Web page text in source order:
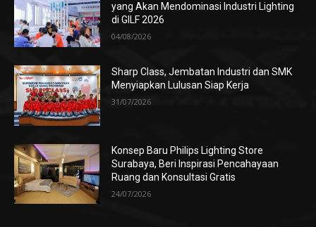
yang Akan Mendominasi Industri Lighting
di GILF 2026
04/08/2026
Sharp Class, Jembatan Industri dan SMK
Menyiapkan Lulusan Siap Kerja
31/07/2026
Konsep Baru Philips Lighting Store
Surabaya, Beri Inspirasi Pencahayaan
Ruang dan Konsultasi Gratis
24/07/2026